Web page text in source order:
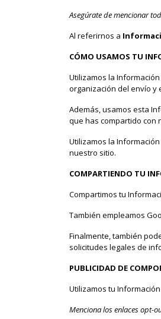
Asegúrate de mencionar
Al referirnos a
CÓMO USAMOS TU
Utilizamos la
organización del envío y
Además, usamos esta
que has compartido con
Utilizamos la
nuestro sitio.
COMPARTIENDO TU
Compartimos tu
También empleamos
Finalmente, también
solicitudes legales de
PUBLICIDAD DE
Utilizamos tu
Menciona los enlaces opt-